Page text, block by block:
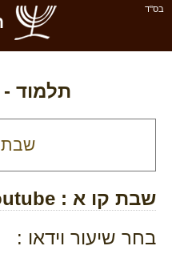
בס''ד
תלמוד
שבת קו א : Youtube
בחר שיעור וידאו :